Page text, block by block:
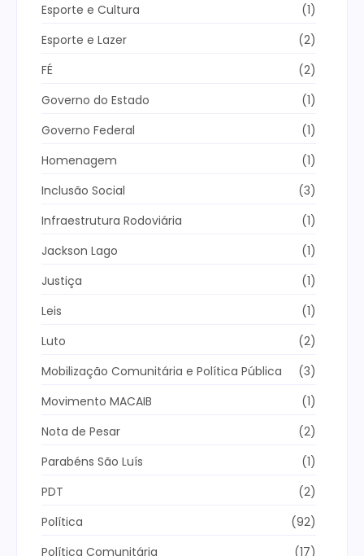
Esporte e Cultura
(1)
Esporte e Lazer
(2)
FÉ
(2)
Governo do Estado
(1)
Governo Federal
(1)
Homenagem
(1)
Inclusão Social
(3)
Infraestrutura Rodoviária
(1)
Jackson Lago
(1)
Justiça
(1)
Leis
(1)
Luto
(2)
Mobilização Comunitária e Política Pública
(3)
Movimento MACAIB
(1)
Nota de Pesar
(2)
Parabéns São Luís
(1)
PDT
(2)
Política
(92)
Política Comunitária
(17)